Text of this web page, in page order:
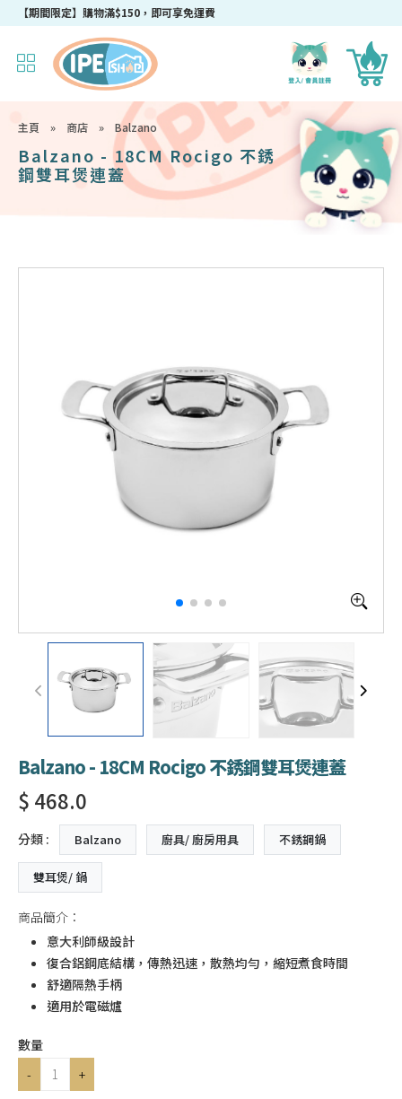
【期間限定】購物滿$150，即可享免運費
成為IPEshop會員，新會員即可獲得迎新$50購物優惠碼！
主頁 » 商店 » Balzano
Balzano - 18CM Rocigo 不銹
鋼雙耳煲連蓋
Balzano - 18CM Rocigo 不銹鋼雙耳煲連蓋
$ 468.0
分類 : Balzano 廚具/ 廚房用具 不銹鋼鍋
雙耳煲/ 鍋
商品簡介：
意大利師級設計
復合鋁鋼底結構，傳熱迅速，散熱均勻，縮短煮食時間
舒適隔熱手柄
適用於電磁爐
數量
-
+